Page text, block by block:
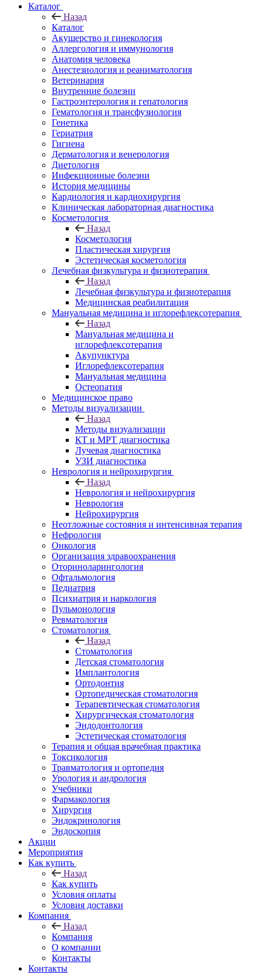
Каталог
Назад
Каталог
Акушерство и гинекология
Аллергология и иммунология
Анатомия человека
Анестезиология и реаниматология
Ветеринария
Внутренние болезни
Гастроэнтерология и гепатология
Гематология и трансфузиология
Генетика
Гериатрия
Гигиена
Дерматология и венерология
Диетология
Инфекционные болезни
История медицины
Кардиология и кардиохирургия
Клиническая лабораторная диагностика
Косметология
Назад
Косметология
Пластическая хирургия
Эстетическая косметология
Лечебная физкультура и физиотерапия
Назад
Лечебная физкультура и физиотерапия
Медицинская реабилитация
Мануальная медицина и иглорефлексотерапия
Назад
Мануальная медицина и
иглорефлексотерапия
Акупунктура
Иглорефлексотерапия
Мануальная медицина
Остеопатия
Медицинское право
Методы визуализации
Назад
Методы визуализации
КТ и МРТ диагностика
Лучевая диагностика
УЗИ диагностика
Неврология и нейрохирургия
Назад
Неврология и нейрохирургия
Неврология
Нейрохирургия
Неотложные состояния и интенсивная терапия
Нефрология
Онкология
Организация здравоохранения
Оториноларингология
Офтальмология
Педиатрия
Психиатрия и наркология
Пульмонология
Ревматология
Стоматология
Назад
Стоматология
Детская стоматология
Имплантология
Ортодонтия
Ортопедическая стоматология
Терапевтическая стоматология
Хирургическая стоматология
Эндодонтология
Эстетическая стоматология
Терапия и общая врачебная практика
Токсикология
Травматология и ортопедия
Урология и андрология
Учебники
Фармакология
Хирургия
Эндокринология
Эндоскопия
Акции
Мероприятия
Как купить
Назад
Как купить
Условия оплаты
Условия доставки
Компания
Назад
Компания
О компании
Контакты
Контакты